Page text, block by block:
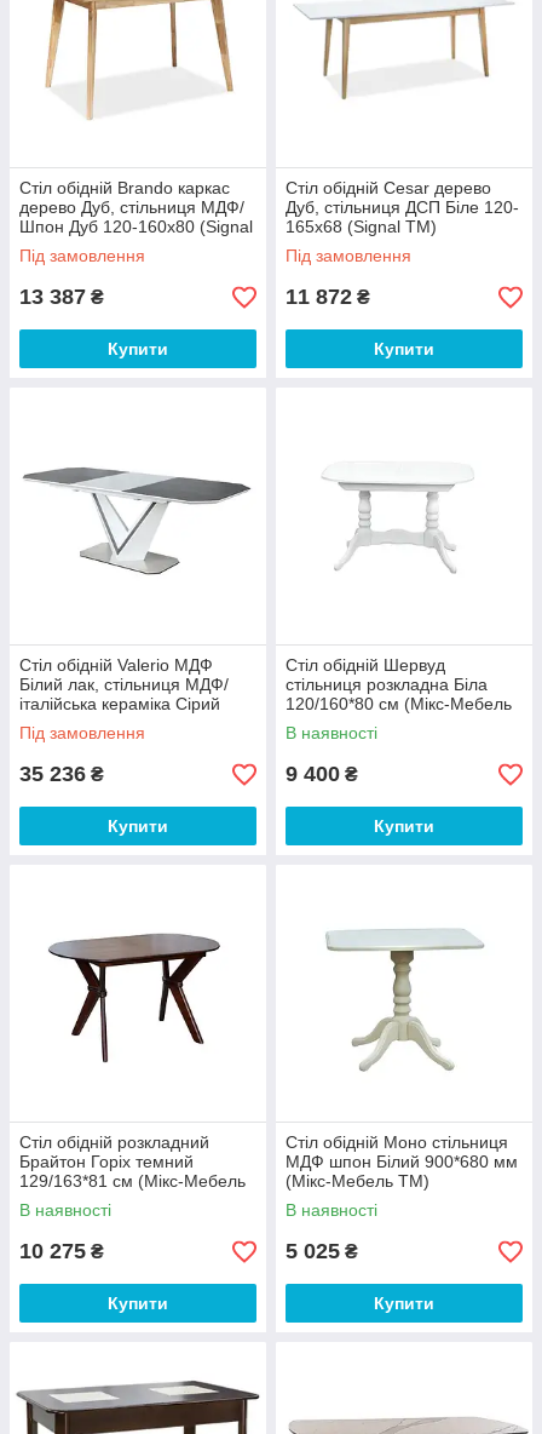
Стіл обідній Brando каркас
дерево Дуб, стільниця МДФ/
Шпон Дуб 120-160х80 (Signal
ТМ)
Під замовлення
13 387 ₴
Купити
Стіл обідній Cesar дерево
Дуб, стільниця ДСП Біле 120-
165x68 (Signal ТМ)
Під замовлення
11 872 ₴
Купити
Стіл обідній Valerio МДФ
Білий лак, стільниця МДФ/
італійська кераміка Сірий
160-220х90 (Signal ТМ)
Під замовлення
35 236 ₴
Купити
Стіл обідній Шервуд
стільниця розкладна Біла
120/160*80 см (Мікс-Мебель
ТМ)
В наявності
9 400 ₴
Купити
Стіл обідній розкладний
Брайтон Горіх темний
129/163*81 см (Мікс-Мебель
ТМ)
В наявності
10 275 ₴
Купити
Стіл обідній Моно стільниця
МДФ шпон Білий 900*680 мм
(Мікс-Мебель ТМ)
В наявності
5 025 ₴
Купити